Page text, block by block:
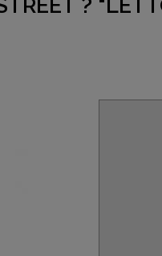
?